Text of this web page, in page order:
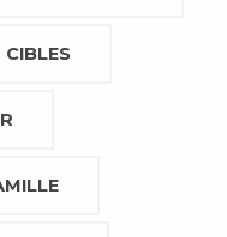
CIBLES